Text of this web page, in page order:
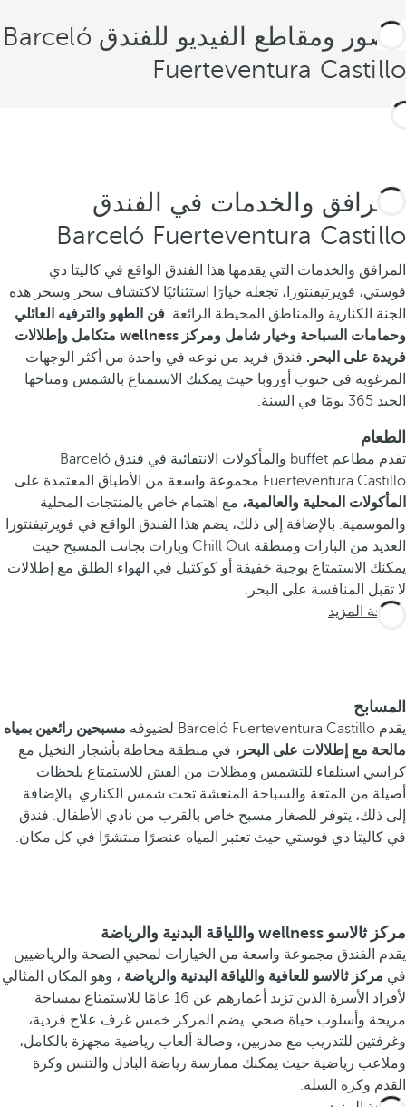
الصور ومقاطع الفيديو للفندق Barceló
Fuerteventura Castillo
المرافق والخدمات في الفندق
Barceló Fuerteventura Castillo
المرافق والخدمات التي يقدمها هذا الفندق الواقع في كاليتا دي
فوستي، فويرتيفنتورا، تجعله خيارًا استثنائيًا لاكتشاف سحر وسحر هذه
الجنة الكنارية والمناطق المحيطة الرائعة. فن الطهو والترفيه العائلي
وحمامات السباحة وخيار شامل ومركز wellness متكامل وإطلالات
فريدة على البحر. فندق فريد من نوعه في واحدة من أكثر الوجهات
المرغوبة في جنوب أوروبا حيث يمكنك الاستمتاع بالشمس ومناخها
الجيد 365 يومًا في السنة.
الطعام
تقدم مطاعم buffet والمأكولات الانتقائية في فندق Barceló
Fuerteventura Castillo مجموعة واسعة من الأطباق المعتمدة على
المأكولات المحلية والعالمية، مع اهتمام خاص بالمنتجات المحلية
والموسمية. بالإضافة إلى ذلك، يضم هذا الفندق الواقع في فويرتيفنتورا
العديد من البارات ومنطقة Chill Out وبارات بجانب المسبح حيث
يمكنك الاستمتاع بوجبة خفيفة أو كوكتيل في الهواء الطلق مع إطلالات
لا تقبل المنافسة على البحر.
معرفة المزيد
المسابح
يقدم Barceló Fuerteventura Castillo لضيوفه
مسبحين رائعين بمياه
مالحة مع إطلالات على البحر، في منطقة محاطة بأشجار النخيل مع
كراسي استلقاء للتشمس ومظلات من القش للاستمتاع بلحظات
أصيلة من المتعة والسباحة المنعشة تحت شمس الكناري. بالإضافة
إلى ذلك، يتوفر للصغار مسبح خاص بالقرب من نادي الأطفال. فندق
في كاليتا دي فوستي حيث تعتبر المياه عنصرًا منتشرًا في كل مكان.
مركز ثالاسو wellness واللياقة البدنية والرياضة
يقدم الفندق مجموعة واسعة من الخيارات لمحبي الصحة والرياضيين
في مركز ثالاسو للعافية واللياقة البدنية والرياضة ، وهو المكان المثالي
لأفراد الأسرة الذين تزيد أعمارهم عن 16 عامًا للاستمتاع بمساحة
مريحة وأسلوب حياة صحي. يضم المركز خمس غرف علاج فردية،
وغرفتين للتدريب مع مدربين، وصالة ألعاب رياضية مجهزة بالكامل،
وملاعب رياضية حيث يمكنك ممارسة رياضة البادل والتنس وكرة
القدم وكرة السلة.